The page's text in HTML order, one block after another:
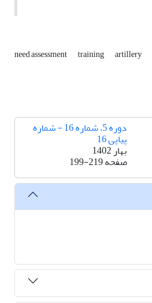
need assessment training artillery
دوره 5، شماره 16 - شماره
پیاپی 16
بهار 1402
صفحه199-219